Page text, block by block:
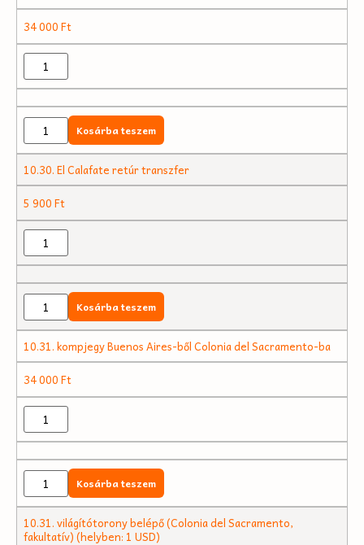
34 000Ft
Kosárba teszem
10.30. El Calafate retúr transzfer
5 900Ft
Kosárba teszem
10.31. kompjegy Buenos Aires-ből Colonia del Sacramento-ba
34 000Ft
Kosárba teszem
10.31. világítótorony belépő (Colonia del Sacramento,
fakultatív) (helyben: 1 USD)